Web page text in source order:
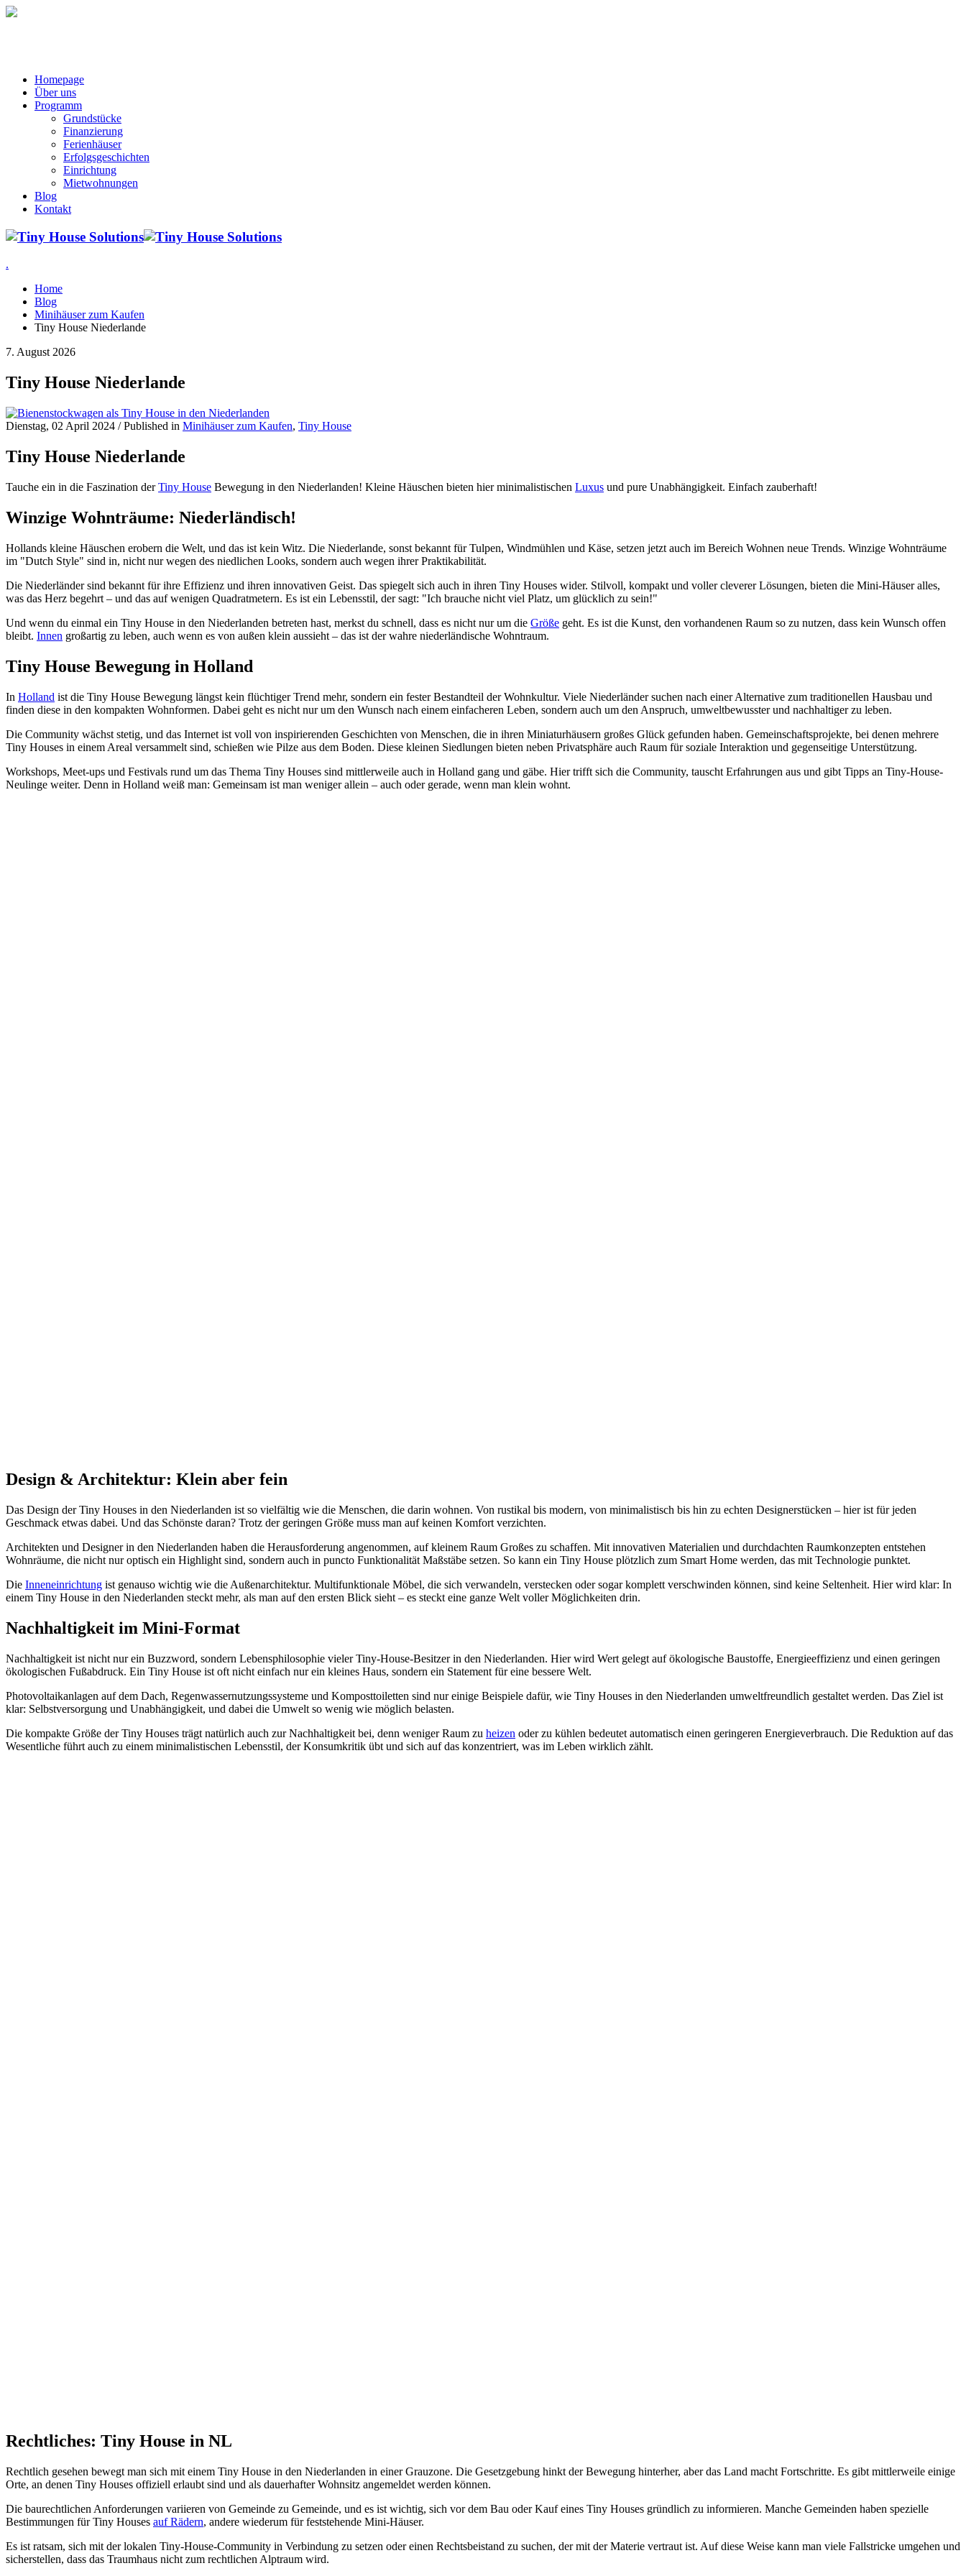
Homepage
Über uns
Programm
Grundstücke
Finanzierung
Ferienhäuser
Erfolgsgeschichten
Einrichtung
Mietwohnungen
Blog
Kontakt
.
Home
Blog
Minihäuser zum Kaufen
Tiny House Niederlande
7. August 2026
Tiny House Niederlande
Dienstag, 02 April 2024 /Published in Minihäuser zum Kaufen, Tiny House
Tiny House Niederlande
Tauche ein in die Faszination derTiny House Bewegung in den Niederlanden! Kleine Häuschen bieten hier minimalistischen Luxus und pure Unabhängigkeit. Einfach zauberhaft!
Winzige Wohnträume: Niederländisch!
Hollands kleine Häuschen erobern die Welt, und das ist kein Witz. Die Niederlande, sonst bekannt für Tulpen, Windmühlen und Käse, setzen jetzt auch im Bereich Wohnen neue Trends. Winzige Wohnträume
im "Dutch Style" sind in, nicht nur wegen des niedlichen Looks, sondern auch wegen ihrer Praktikabilität.
Die Niederländer sind bekannt für ihre Effizienz und ihren innovativen Geist. Das spiegelt sich auch in ihren Tiny Houses wider. Stilvoll, kompakt und voller cleverer Lösungen, bieten die Mini-Häuser alles,
was das Herz begehrt – und das auf wenigen Quadratmetern. Es ist ein Lebensstil, der sagt: "Ich brauche nicht viel Platz, um glücklich zu sein!"
Und wenn du einmal ein Tiny House in den Niederlanden betreten hast, merkst du schnell, dass es nicht nur um die Größe geht. Es ist die Kunst, den vorhandenen Raum so zu nutzen, dass kein Wunsch offen
bleibt. Innen großartig zu leben, auch wenn es von außen klein aussieht – das ist der wahre niederländische Wohntraum.
Tiny House Bewegung in Holland
In Holland ist die Tiny House Bewegung längst kein flüchtiger Trend mehr, sondern ein fester Bestandteil der Wohnkultur. Viele Niederländer suchen nach einer Alternative zum traditionellen Hausbau und
finden diese in den kompakten Wohnformen. Dabei geht es nicht nur um den Wunsch nach einem einfacheren Leben, sondern auch um den Anspruch, umweltbewusster und nachhaltiger zu leben.
Die Community wächst stetig, und das Internet ist voll von inspirierenden Geschichten von Menschen, die in ihren Miniaturhäusern großes Glück gefunden haben. Gemeinschaftsprojekte, bei denen mehrere
Tiny Houses in einem Areal versammelt sind, schießen wie Pilze aus dem Boden. Diese kleinen Siedlungen bieten neben Privatsphäre auch Raum für soziale Interaktion und gegenseitige Unterstützung.
Workshops, Meet-ups und Festivals rund um das Thema Tiny Houses sind mittlerweile auch in Holland gang und gäbe. Hier trifft sich die Community, tauscht Erfahrungen aus und gibt Tipps an Tiny-House-
Neulinge weiter. Denn in Holland weiß man: Gemeinsam ist man weniger allein – auch oder gerade, wenn man klein wohnt.
Design & Architektur: Klein aber fein
Das Design der Tiny Houses in den Niederlanden ist so vielfältig wie die Menschen, die darin wohnen. Von rustikal bis modern, von minimalistisch bis hin zu echten Designerstücken – hier ist für jeden
Geschmack etwas dabei. Und das Schönste daran? Trotz der geringen Größe muss man auf keinen Komfort verzichten.
Architekten und Designer in den Niederlanden haben die Herausforderung angenommen, auf kleinem Raum Großes zu schaffen. Mit innovativen Materialien und durchdachten Raumkonzepten entstehen
Wohnräume, die nicht nur optisch ein Highlight sind, sondern auch in puncto Funktionalität Maßstäbe setzen. So kann ein Tiny House plötzlich zum Smart Home werden, das mit Technologie punktet.
Die Inneneinrichtung ist genauso wichtig wie die Außenarchitektur. Multifunktionale Möbel, die sich verwandeln, verstecken oder sogar komplett verschwinden können, sind keine Seltenheit. Hier wird klar: In
einem Tiny House in den Niederlanden steckt mehr, als man auf den ersten Blick sieht – es steckt eine ganze Welt voller Möglichkeiten drin.
Nachhaltigkeit im Mini-Format
Nachhaltigkeit ist nicht nur ein Buzzword, sondern Lebensphilosophie vieler Tiny-House-Besitzer in den Niederlanden. Hier wird Wert gelegt auf ökologische Baustoffe, Energieeffizienz und einen geringen
ökologischen Fußabdruck. Ein Tiny House ist oft nicht einfach nur ein kleines Haus, sondern ein Statement für eine bessere Welt.
Photovoltaikanlagen auf dem Dach, Regenwassernutzungssysteme und Komposttoiletten sind nur einige Beispiele dafür, wie Tiny Houses in den Niederlanden umweltfreundlich gestaltet werden. Das Ziel ist
klar: Selbstversorgung und Unabhängigkeit, und dabei die Umwelt so wenig wie möglich belasten.
Die kompakte Größe der Tiny Houses trägt natürlich auch zur Nachhaltigkeit bei, denn weniger Raum zu heizen oder zu kühlen bedeutet automatisch einen geringeren Energieverbrauch. Die Reduktion auf das
Wesentliche führt auch zu einem minimalistischen Lebensstil, der Konsumkritik übt und sich auf das konzentriert, was im Leben wirklich zählt.
Rechtliches: Tiny House in NL
Rechtlich gesehen bewegt man sich mit einem Tiny House in den Niederlanden in einer Grauzone. Die Gesetzgebung hinkt der Bewegung hinterher, aber das Land macht Fortschritte. Es gibt mittlerweile einige
Orte, an denen Tiny Houses offiziell erlaubt sind und als dauerhafter Wohnsitz angemeldet werden können.
Die baurechtlichen Anforderungen variieren von Gemeinde zu Gemeinde, und es ist wichtig, sich vor dem Bau oder Kauf eines Tiny Houses gründlich zu informieren. Manche Gemeinden haben spezielle
Bestimmungen für Tiny Houses auf Rädern, andere wiederum für feststehende Mini-Häuser.
Es ist ratsam, sich mit der lokalen Tiny-House-Community in Verbindung zu setzen oder einen Rechtsbeistand zu suchen, der mit der Materie vertraut ist. Auf diese Weise kann man viele Fallstricke umgehen und
sicherstellen, dass das Traumhaus nicht zum rechtlichen Alptraum wird.